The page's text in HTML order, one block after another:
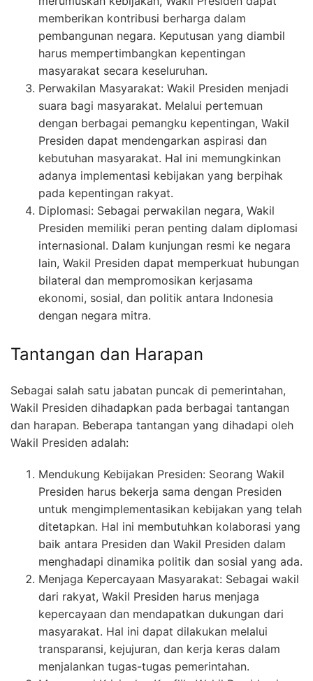
memberikan kontribusi berharga dalam
pembangunan negara. Keputusan yang diambil
harus mempertimbangkan kepentingan
masyarakat secara keseluruhan.
Perwakilan Masyarakat: Wakil Presiden menjadi
suara bagi masyarakat. Melalui pertemuan
dengan berbagai pemangku kepentingan, Wakil
Presiden dapat mendengarkan aspirasi dan
kebutuhan masyarakat. Hal ini memungkinkan
adanya implementasi kebijakan yang berpihak
pada kepentingan rakyat.
Diplomasi: Sebagai perwakilan negara, Wakil
Presiden memiliki peran penting dalam diplomasi
internasional. Dalam kunjungan resmi ke negara
lain, Wakil Presiden dapat memperkuat hubungan
bilateral dan mempromosikan kerjasama
ekonomi, sosial, dan politik antara Indonesia
dengan negara mitra.
Tantangan dan Harapan
Sebagai salah satu jabatan puncak di pemerintahan,
Wakil Presiden dihadapkan pada berbagai tantangan
dan harapan. Beberapa tantangan yang dihadapi oleh
Wakil Presiden adalah:
Mendukung Kebijakan Presiden: Seorang Wakil
Presiden harus bekerja sama dengan Presiden
untuk mengimplementasikan kebijakan yang telah
ditetapkan. Hal ini membutuhkan kolaborasi yang
baik antara Presiden dan Wakil Presiden dalam
menghadapi dinamika politik dan sosial yang ada.
Menjaga Kepercayaan Masyarakat: Sebagai wakil
dari rakyat, Wakil Presiden harus menjaga
kepercayaan dan mendapatkan dukungan dari
masyarakat. Hal ini dapat dilakukan melalui
transparansi, kejujuran, dan kerja keras dalam
menjalankan tugas-tugas pemerintahan.